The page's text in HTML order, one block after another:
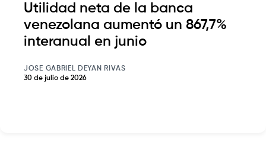
Utilidad neta de la banca
venezolana aumentó un 867,7%
interanual en junio
JOSE GABRIEL DEYAN RIVAS
30 de julio de 2026